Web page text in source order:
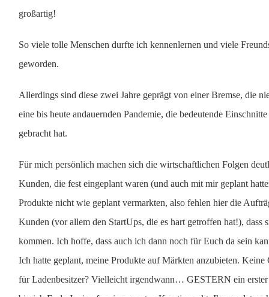
großartig!
So viele tolle Menschen durfte ich kennenlernen und viele
geworden.
Allerdings sind diese zwei Jahre geprägt von einer Bremse, die
eine bis heute andauernden Pandemie, die bedeutende
gebracht hat.
Für mich persönlich machen sich die wirtschaftlichen Folgen
Kunden, die fest eingeplant waren (und auch mit mir geplant
Produkte nicht wie geplant vermarkten, also fehlen hier die
Kunden (vor allem den StartUps, die es hart getroffen hat!), dass
kommen. Ich hoffe, dass auch ich dann noch für Euch da sein
Ich hatte geplant, meine Produkte auf Märkten anzubieten. Keine
für Ladenbesitzer? Vielleicht irgendwann… GESTERN ein